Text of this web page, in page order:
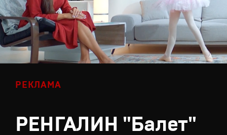
РЕКЛАМА
РЕНГАЛИН "Балет"